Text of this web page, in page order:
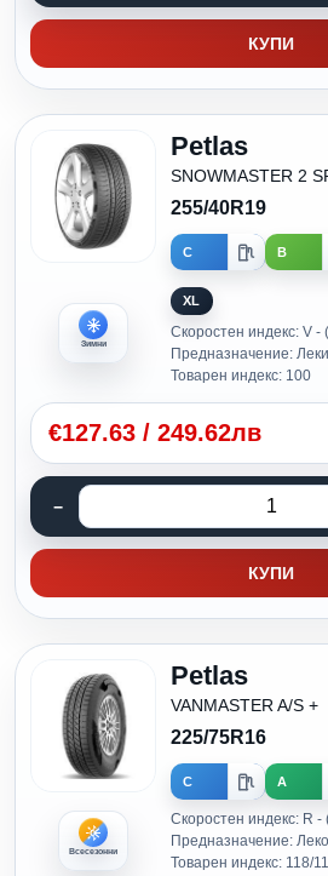
КУПИ
Зимни
Petlas
SNOWMASTER 2
255/40R19
C B
XL
Скоростен индекс: V -
Предназначение:
Товарен индекс: 100
€127.63 / 249.62лв
КУПИ
Всесезонни
Petlas
VANMASTER A/S +
225/75R16
C A
Скоростен индекс: R -
Предназначение:
Товарен индекс: 118/